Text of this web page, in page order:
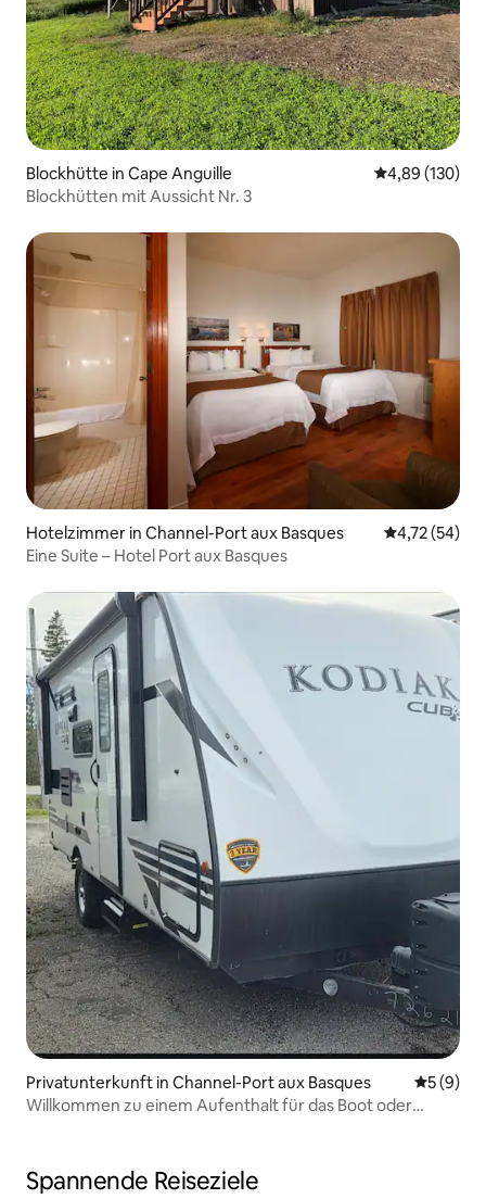
Blockhütte in Cape Anguille
4,89 (130)
Blockhütten mit Aussicht Nr. 3
Hotelzimmer in Channel-Port aux Basques
4,72 (54)
Eine Suite – Hotel Port aux Basques
Privatunterkunft in Channel-Port aux Basques
5 (9)
Willkommen zu einem Aufenthalt für das Boot oder
Spannende Reiseziele